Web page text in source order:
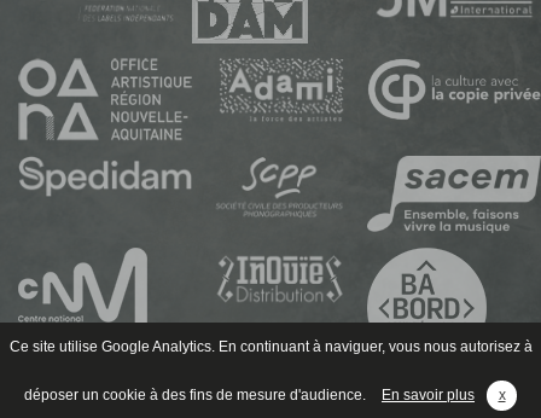
Ce site utilise Google Analytics. En continuant à naviguer, vous nous autorisez à
déposer un cookie à des fins de mesure d'audience. En savoir plus x